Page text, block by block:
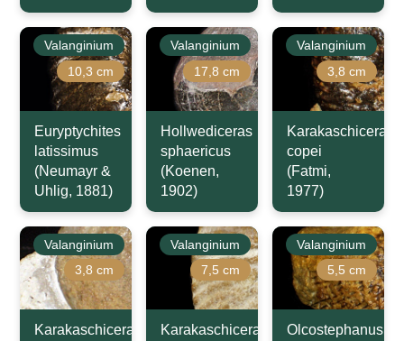
Valanginium
10,3 cm
Euryptychites
latissimus
(Neumayr &
Uhlig, 1881)
Valanginium
17,8 cm
Hollwediceras
sphaericus
(Koenen,
1902)
Valanginium
3,8 cm
Karakaschiceras
copei
(Fatmi,
1977)
Valanginium
3,8 cm
Karakaschiceras
Valanginium
7,5 cm
Karakaschiceras
Valanginium
5,5 cm
Olcostephanus